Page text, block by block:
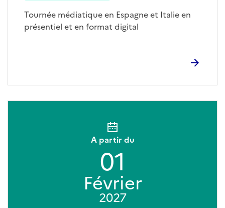
Tournée médiatique en Espagne et Italie en
présentiel et en format digital
A partir du
01
Février
2027